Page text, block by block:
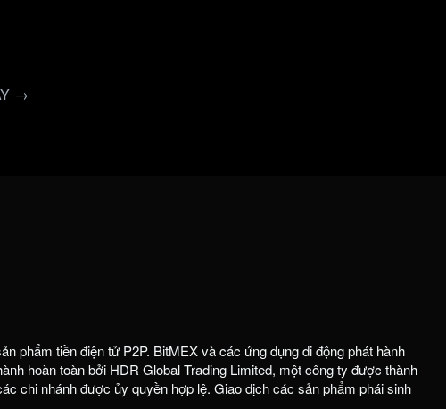
→
phẩm tiền điện tử P2P. BitMEX và các ứng dụng di động phát hành
hoàn toàn bởi HDR Global Trading Limited, một công ty được thành
chi nhánh được ủy quyền hợp lệ. Giao dịch các sản phẩm phái sinh